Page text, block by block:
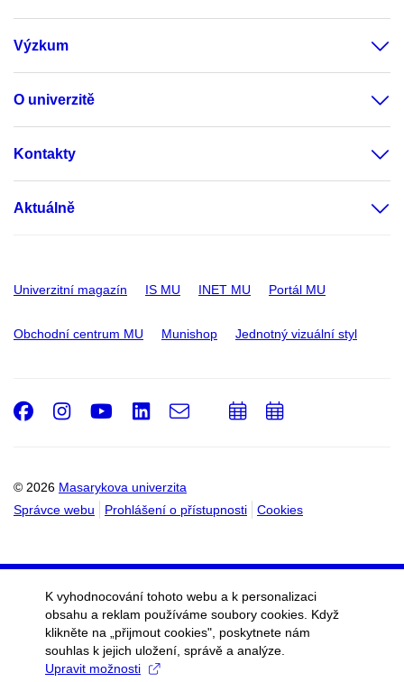
Výzkum
O univerzitě
Kontakty
Aktuálně
Univerzitní magazín IS MU INET MU Portál MU
Obchodní centrum MU Munishop Jednotný vizuální styl
© 2026 Masarykova univerzita
Správce webu
Prohlášení o přístupnosti Cookies
Facebook
Instagram
Youtube
LinkedIn
e-
PřidatPřidat
K vyhodnocování tohoto webu a k personalizaci
obsahu a reklam používáme soubory cookies. Když
klikněte na „přijmout cookies", poskytnete nám
souhlas k jejich uložení, správě a analýze.
Upravit možnosti